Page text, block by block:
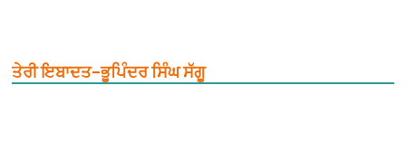
ਤੇਰੀ ਇਬਾਦਤ–ਭੂਪਿੰਦਰ ਸਿੰਘ ਸੱਗੂ